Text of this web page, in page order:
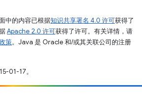
中的内容已根据知识共享署名 4.0 许可获得了
Apache 2.0 许可获得了许可。有关详情，请
策。Java 是 Oracle 和/或其关联公司的注册
01-17。